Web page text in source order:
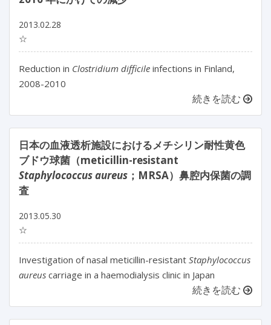
2013.02.28
☆
Reduction in Clostridium difficile infections in Finland,
2008-2010
続きを読む
日本の血液透析施設におけるメチシリン耐性黄色
ブドウ球菌（meticillin-resistant
Staphylococcus aureus ；MRSA）鼻腔内保菌の調
査
2013.05.30
☆
Investigation of nasal meticillin-resistant Staphylococcus
aureus carriage in a haemodialysis clinic in Japan
続きを読む